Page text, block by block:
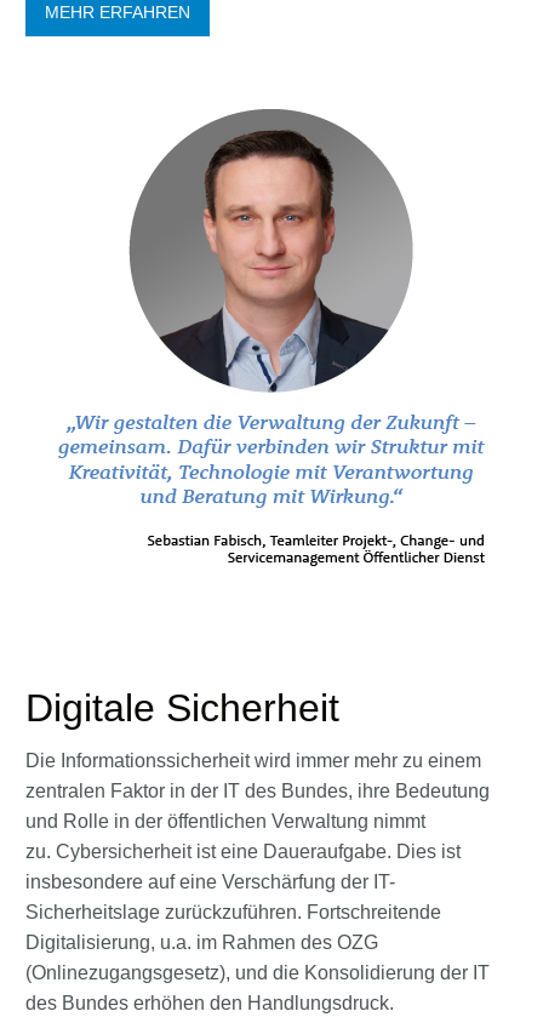
MEHR ERFAHREN
Digitale Sicherheit
Die Informationssicherheit wird immer mehr zu einem
zentralen Faktor in der IT des Bundes, ihre Bedeutung
und Rolle in der öffentlichen Verwaltung nimmt
zu. Cybersicherheit ist eine Daueraufgabe. Dies ist
insbesondere auf eine Verschärfung der IT-
Sicherheitslage zurückzuführen. Fortschreitende
Digitalisierung, u.a. im Rahmen des OZG
(Onlinezugangsgesetz), und die Konsolidierung der IT
des Bundes erhöhen den Handlungsdruck.